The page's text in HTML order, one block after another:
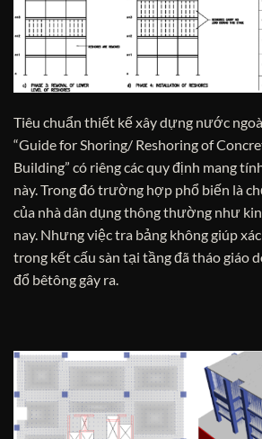
Tiêu chuẩn thiết kế xây dựng nước
“Guide for Shoring/ Reshoring of
Building” có riêng các quy định mang
này. Trong đó trường hợp phổ biến là
của nhà dân dụng thông thường như
nay. Nhưng việc tra bảng không giúp
trong kết cấu sàn tại tầng đã tháo giáo
đổ bêtông gây ra.